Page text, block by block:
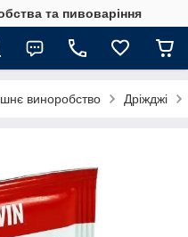
та пивоваріння
виноробство Дріжджі